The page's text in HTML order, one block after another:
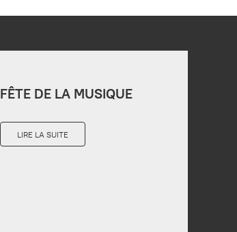
FÊTE DE LA MUSIQUE
LIRE LA SUITE